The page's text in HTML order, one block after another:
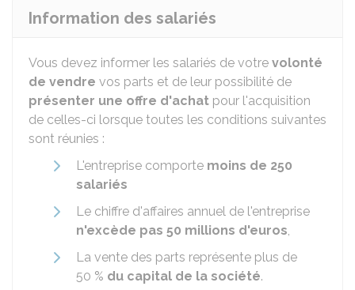
Information des salariés
Vous devez informer les salariés de votre volonté
de vendre vos parts et de leur possibilité de
présenter une offre d'achat pour l'acquisition
de celles-ci lorsque toutes les conditions suivantes
sont réunies :
L'entreprise comporte moins de 250
salariés
Le chiffre d'affaires annuel de l'entreprise
n'excède pas 50 millions d'euros,
La vente des parts représente plus de
50 % du capital de la société.